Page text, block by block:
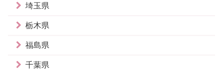
埼玉県
栃木県
福島県
千葉県